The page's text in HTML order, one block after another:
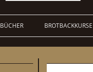
BÜCHER BROTBACKKURSE